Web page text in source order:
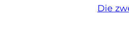
Die